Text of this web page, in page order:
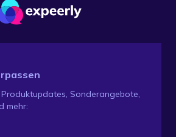
Sonderangebote,
mehr: